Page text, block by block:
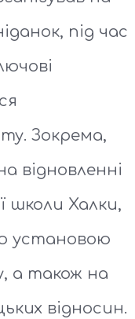
під час
Зокрема,
відновленні
школи Халки,
установою
а також на
відносин.